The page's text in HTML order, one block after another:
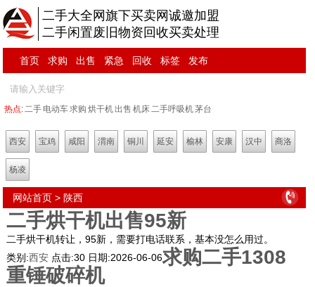
二手大全网旗下买卖网诚邀加盟
二手闲置废旧物资回收买卖处理
首页 求购 出售 紧急 回收 标签 发布
热点:二手 电动车求购 烘干机出售 机床二手呼吸机茅台
西安 宝鸡 咸阳 渭南 铜川 延安 榆林 安康 汉中 商洛
杨凌
网站首页 > 陕西
二手烘干机出售95新
二手烘干机转让，95新，需要打电话联系，基本没怎么用过。
类别:西安 点击:30 日期:2026-06-06求购二手1308
重锤破碎机